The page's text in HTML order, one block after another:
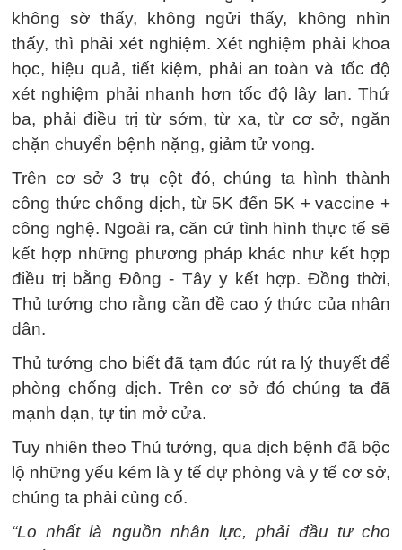
không sờ thấy, không ngửi thấy, không nhìn
thấy, thì phải xét nghiệm. Xét nghiệm phải khoa
học, hiệu quả, tiết kiệm, phải an toàn và tốc độ
xét nghiệm phải nhanh hơn tốc độ lây lan. Thứ
ba, phải điều trị từ sớm, từ xa, từ cơ sở, ngăn
chặn chuyển bệnh nặng, giảm tử vong.
Trên cơ sở 3 trụ cột đó, chúng ta hình thành
công thức chống dịch, từ 5K đến 5K + vaccine +
công nghệ. Ngoài ra, căn cứ tình hình thực tế sẽ
kết hợp những phương pháp khác như kết hợp
điều trị bằng Đông - Tây y kết hợp. Đồng thời,
Thủ tướng cho rằng cần đề cao ý thức của nhân
dân.
Thủ tướng cho biết đã tạm đúc rút ra lý thuyết để
phòng chống dịch. Trên cơ sở đó chúng ta đã
mạnh dạn, tự tin mở cửa.
Tuy nhiên theo Thủ tướng, qua dịch bệnh đã bộc
lộ những yếu kém là y tế dự phòng và y tế cơ sở,
chúng ta phải củng cố.
“Lo nhất là nguồn nhân lực, phải đầu tư cho